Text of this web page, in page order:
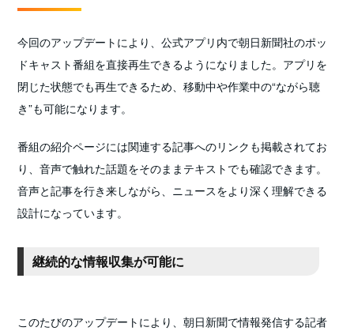
今回のアップデートにより、公式アプリ内で朝日新聞社のポッ
ドキャスト番組を直接再生できるようになりました。アプリを
閉じた状態でも再生できるため、移動中や作業中の“ながら聴
き”も可能になります。
番組の紹介ページには関連する記事へのリンクも掲載されてお
り、音声で触れた話題をそのままテキストでも確認できます。
音声と記事を行き来しながら、ニュースをより深く理解できる
設計になっています。
継続的な情報収集が可能に
このたびのアップデートにより、朝日新聞で情報発信する記者